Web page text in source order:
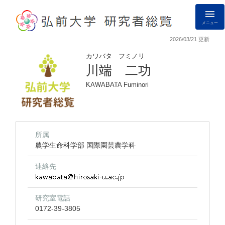
メニュー
2026/03/21 更新
カワバタ フミノリ
川端 二功
KAWABATA Fuminori
所属
農学生命科学部 国際園芸農学科
連絡先
研究室電話
0172-39-3805